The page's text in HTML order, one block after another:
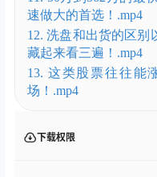
速做大的首选！.mp4
12. 洗盘和出货的区别
藏起来看三遍！.mp4
13. 这类股票往往能
场！.mp4
下载权限